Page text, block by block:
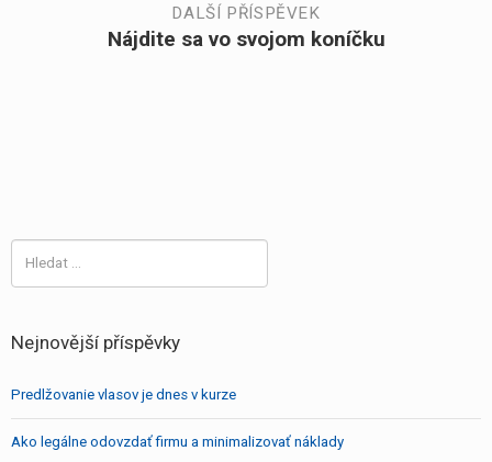
příspěvekDALŠÍ PŘÍSPĚVEK
Nájdite sa vo svojom koníčku
Nejnovější příspěvky
Predlžovanie vlasov je dnes v kurze
Ako legálne odovzdať firmu a minimalizovať náklady